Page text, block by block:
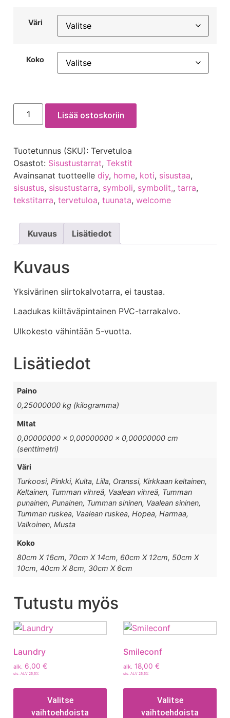
Väri
Koko
Lisää ostoskoriin
Tuotetunnus (SKU): Tervetuloa
Osastot: Sisustustarrat, Tekstit
Avainsanat tuotteelle diy, home, koti, sisustaa,
sisustus, sisustustarra, symboli, symbolit,, tarra,
tekstitarra, tervetuloa, tuunata, welcome
Kuvaus Lisätiedot
Kuvaus
Yksivärinen siirtokalvotarra, ei taustaa.
Laadukas kiiltäväpintainen PVC-tarrakalvo.
Ulkokesto vähintään 5-vuotta.
Lisätiedot
Paino
0,25000000 kg (kilogramma)
Mitat
0,00000000 × 0,00000000 × 0,00000000 cm
(senttimetri)
Väri
Turkoosi, Pinkki, Kulta, Liila, Oranssi, Kirkkaan keltainen,
Keltainen, Tumman vihreä, Vaalean vihreä, Tumman
punainen, Punainen, Tumman sininen, Vaalean sininen,
Tumman ruskea, Vaalean ruskea, Hopea, Harmaa,
Valkoinen, Musta
Koko
80cm X 16cm, 70cm X 14cm, 60cm X 12cm, 50cm X
10cm, 40cm X 8cm, 30cm X 6cm
Tutustu myös
Laundry
alk. 6,00 €
sis. ALV 25,5%
Valitse
vaihtoehdoista
Smileconf
alk. 18,00 €
sis. ALV 25,5%
Valitse
vaihtoehdoista